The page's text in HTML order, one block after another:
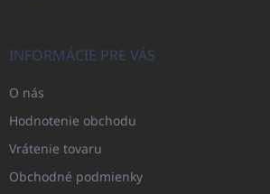
INFORMÁCIE PRE VÁS
O nás
Hodnotenie obchodu
Vrátenie tovaru
Obchodné podmienky